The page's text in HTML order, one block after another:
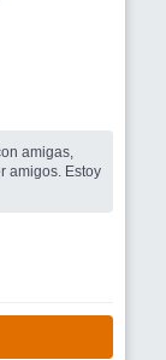
amigas,
amigos. Estoy